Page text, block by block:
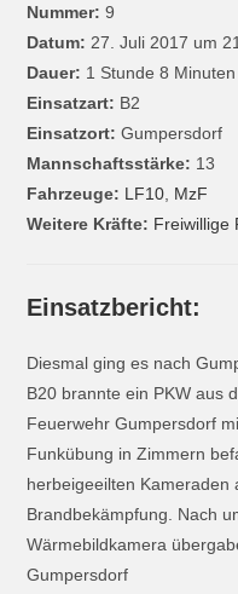
Nummer: 9
Datum: 27. Juli 2017 um
Dauer: 1 Stunde 8 Minuten
Einsatzart: B2
Einsatzort: Gumpersdorf
Mannschaftsstärke: 13
Fahrzeuge: LF10 MzF
Weitere Kräfte: Freiwillige
Einsatzbericht:
Diesmal ging es nach
B20 brannte ein PKW aus
Feuerwehr Gumpersdorf
Funkübung in Zimmern
herbeigeeilten Kameraden
Brandbekämpfung. Nach
Wärmebildkamera
Gumpersdorf